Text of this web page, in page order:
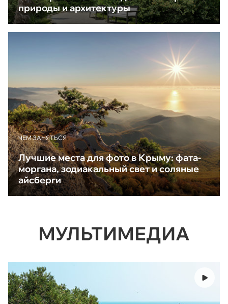
природы и архитектуры
ЧЕМ ЗАНЯТЬСЯ
Лучшие места для фото в Крыму: фата-
моргана, зодиакальный свет и соляные
айсберги
МУЛЬТИМЕДИА